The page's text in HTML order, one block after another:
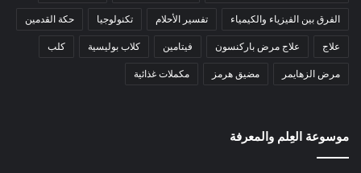
الفرق بين الفيزياء والكيمياء تفسير الأحلام تكنولوجيا حكة القدمين
علاج علاج مرض باركنسون فيتامين كلاب بوليسية كلب
مرض الزهايمر مضيق هرمز مكملات غذائية
موسوعة العِلم والمعرفة